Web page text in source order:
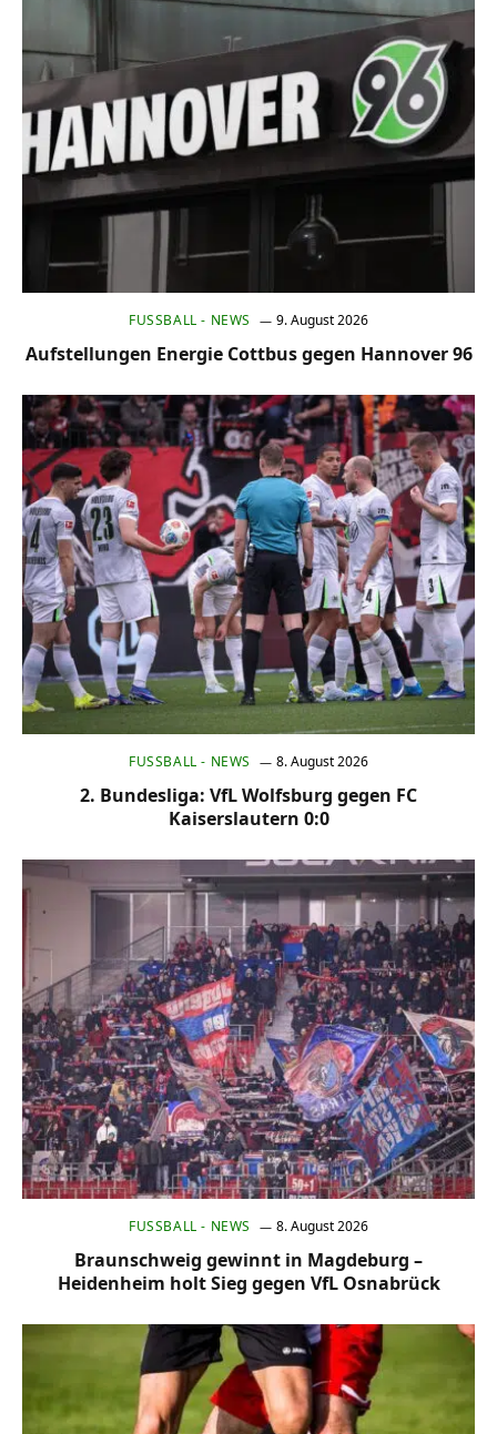
FUSSBALL - NEWS 9. August 2026
Aufstellungen Energie Cottbus gegen Hannover 96
FUSSBALL - NEWS 8. August 2026
2. Bundesliga: VfL Wolfsburg gegen FC
Kaiserslautern 0:0
FUSSBALL - NEWS 8. August 2026
Braunschweig gewinnt in Magdeburg –
Heidenheim holt Sieg gegen VfL Osnabrück